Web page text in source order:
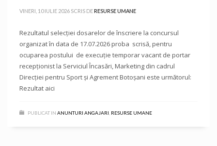
VINERI, 10 IULIE 2026 SCRIS DERESURSE UMANE
Rezultatul selecției dosarelor de înscriere la concursul
organizat în data de 17.07.2026 proba scrisă, pentru
ocuparea postului de execuție temporar vacant de portar
recepționist la Serviciul Încasări, Marketing din cadrul
Direcției pentru Sport și Agrement Botoșani este următorul:
Rezultat aici
PUBLICAT IN ANUNTURI ANGAJARI RESURSE UMANE